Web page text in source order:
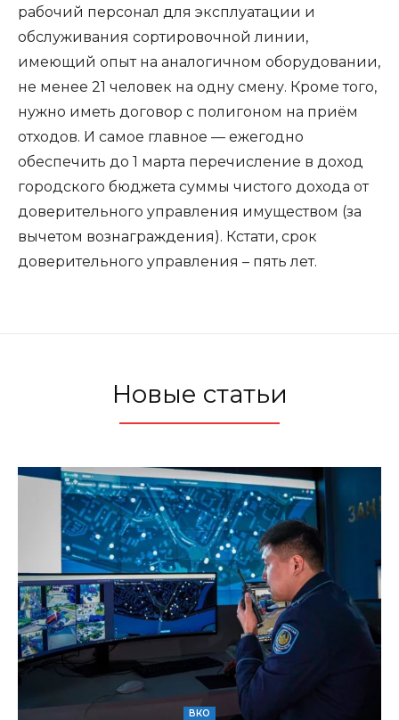
рабочий персонал для эксплуатации и
обслуживания сортировочной линии,
имеющий опыт на аналогичном оборудовании,
не менее 21 человек на одну смену. Кроме того,
нужно иметь договор с полигоном на приём
отходов. И самое главное — ежегодно
обеспечить до 1 марта перечисление в доход
городского бюджета суммы чистого дохода от
доверительного управления имуществом (за
вычетом вознаграждения). Кстати, срок
доверительного управления – пять лет.
Новые статьи
ВКО